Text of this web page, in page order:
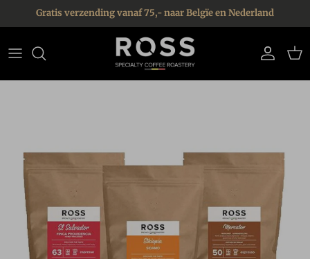
Ga naar inhoud
Gratis verzending vanaf 75,- naar Belgïe en Nederland
Account